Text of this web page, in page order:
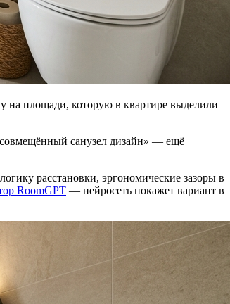
на площади, которую в квартире выделили
санузел дизайн» — ещё
расстановки, эргономические зазоры в
RoomGPT — нейросеть покажет вариант в